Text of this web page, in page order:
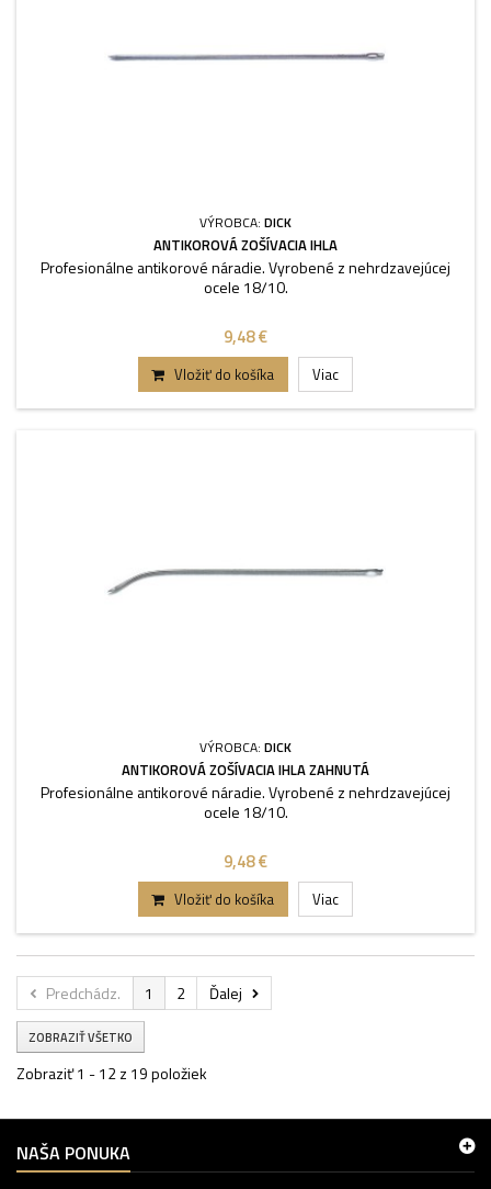
VÝROBCA: DICK
ANTIKOROVÁ ZOŠÍVACIA IHLA
Profesionálne antikorové náradie. Vyrobené z nehrdzavejúcej
ocele 18/10.
9,48 €
Vložiť do košíka Viac
VÝROBCA: DICK
ANTIKOROVÁ ZOŠÍVACIA IHLA ZAHNUTÁ
Profesionálne antikorové náradie. Vyrobené z nehrdzavejúcej
ocele 18/10.
9,48 €
Vložiť do košíka Viac
Predchádz. 1 2 Ďalej
ZOBRAZIŤ VŠETKO
Zobraziť 1 - 12 z 19 položiek
NAŠA PONUKA